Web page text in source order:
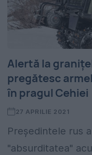
Alertă la
pregătesc
în pragul Cehiei
27 APRILIE 2021
Preşedintele rus
"absurditatea"